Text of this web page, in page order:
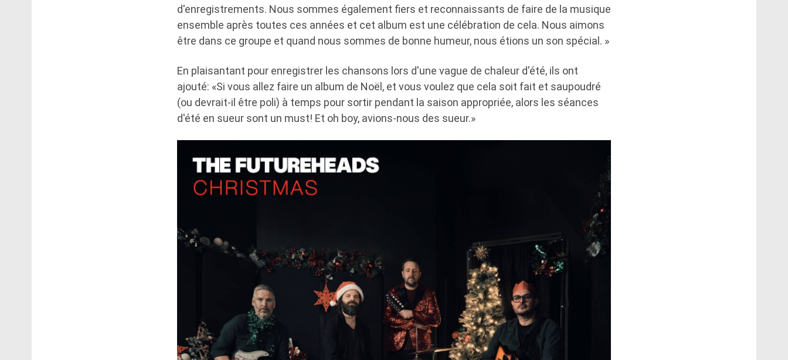
d'enregistrements. Nous sommes également fiers et reconnaissants de faire de la musique
ensemble après toutes ces années et cet album est une célébration de cela. Nous aimons
être dans ce groupe et quand nous sommes de bonne humeur, nous étions un son spécial. »
En plaisantant pour enregistrer les chansons lors d'une vague de chaleur d'été, ils ont
ajouté: «Si vous allez faire un album de Noël, et vous voulez que cela soit fait et saupoudré
(ou devrait-il être poli) à temps pour sortir pendant la saison appropriée, alors les séances
d'été en sueur sont un must! Et oh boy, avions-nous des sueur.»